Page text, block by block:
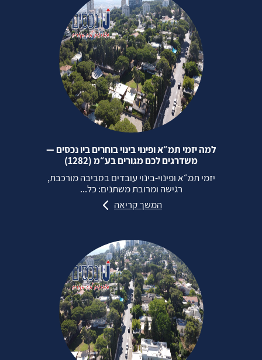
למה יזמי תמ״א ופינוי בינוי בוחרים ביו נכסים —
משדרגים לכם מגורים בע״מ (1282)
יזמי תמ״א ופינוי‑בינוי עובדים בסביבה מורכבת,
רגישה ומרובת משתנים: כל...
המשך קריאה